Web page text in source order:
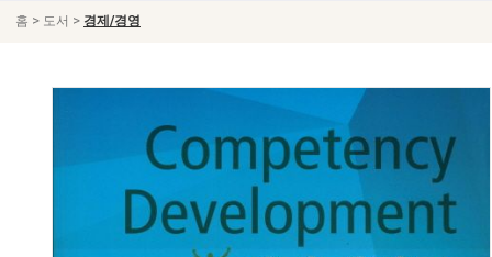
홈 > 도서 > 경제/경영